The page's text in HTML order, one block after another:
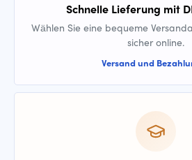
Schnelle Lieferung mit
Wählen Sie eine bequeme
sicher online.
Versand und